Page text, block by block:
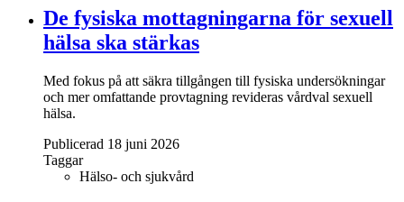
De fysiska mottagningarna för sexuell
hälsa ska stärkas
Med fokus på att säkra tillgången till fysiska undersökningar
och mer omfattande provtagning revideras vårdval sexuell
hälsa.
Publicerad 18 juni 2026
Taggar
Hälso- och sjukvård